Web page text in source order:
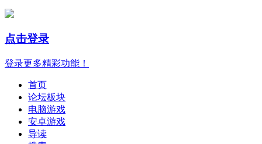
点击登录
登录更多精彩功能！
首页
论坛板块
电脑游戏
安卓游戏
导读